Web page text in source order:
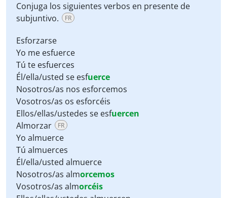
Conjuga los siguientes verbos en presente de
subjuntivo.
FR
Esforzarse
Yo me esfuerce
Tú te esfuerces
Él/ella/usted se esfuerce
Nosotros/as nos esforcemos
Vosotros/as os esforcéis
Ellos/ellas/ustedes se esfuercen
Almorzar
FR
Yo almuerce
Tú almuerces
Él/ella/usted almuerce
Nosotros/as almorcemos
Vosotros/as almorcéis